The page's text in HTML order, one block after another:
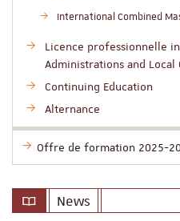
International Combined
Licence professionnelle
Administrations and Local
Continuing Education
Alternance
Offre de formation 2025-
News